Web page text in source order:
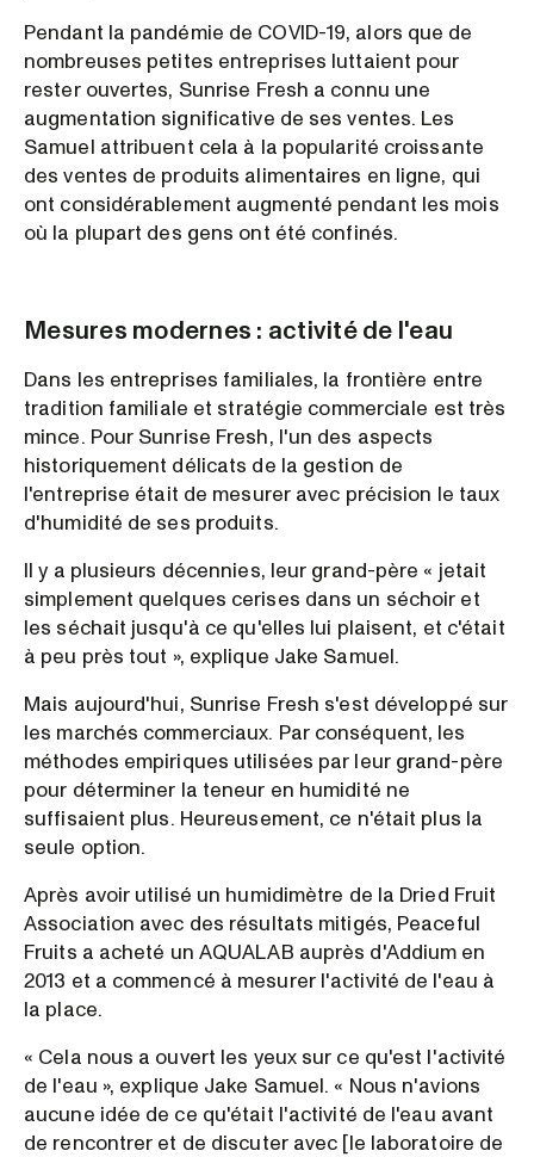
Pendant la pandémie de COVID-19, alors que de
nombreuses petites entreprises luttaient pour
rester ouvertes, Sunrise Fresh a connu une
augmentation significative de ses ventes. Les
Samuel attribuent cela à la popularité croissante
des ventes de produits alimentaires en ligne, qui
ont considérablement augmenté pendant les mois
où la plupart des gens ont été confinés.
Mesures modernes : activité de l'eau
Dans les entreprises familiales, la frontière entre
tradition familiale et stratégie commerciale est très
mince. Pour Sunrise Fresh, l'un des aspects
historiquement délicats de la gestion de
l'entreprise était de mesurer avec précision le taux
d'humidité de ses produits.
Il y a plusieurs décennies, leur grand-père « jetait
simplement quelques cerises dans un séchoir et
les séchait jusqu'à ce qu'elles lui plaisent, et c'était
à peu près tout », explique Jake Samuel.
Mais aujourd'hui, Sunrise Fresh s'est développé sur
les marchés commerciaux. Par conséquent, les
méthodes empiriques utilisées par leur grand-père
pour déterminer la teneur en humidité ne
suffisaient plus. Heureusement, ce n'était plus la
seule option.
Après avoir utilisé un humidimètre de la Dried Fruit
Association avec des résultats mitigés, Peaceful
Fruits a acheté un AQUALAB auprès d'Addium en
2013 et a commencé à mesurer l'activité de l'eau à
la place.
« Cela nous a ouvert les yeux sur ce qu'est l'activité
de l'eau », explique Jake Samuel. « Nous n'avions
aucune idée de ce qu'était l'activité de l'eau avant
de rencontrer et de discuter avec [le laboratoire de